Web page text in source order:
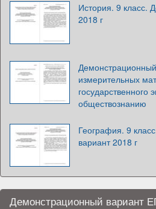
История. 9 класс.
2018 г
измерительных
государственного
обществознанию
География. 9
вариант 2018 г
Демонстрационный вариант